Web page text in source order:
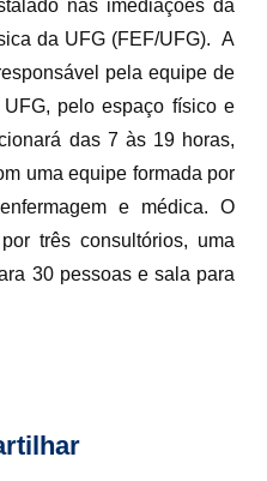
nas imediações da
da UFG (FEF/UFG). A
pela equipe de
pelo espaço físico e
das 7 às 19 horas,
uma equipe formada por
e médica. O
três consultórios, uma
30 pessoas e sala para